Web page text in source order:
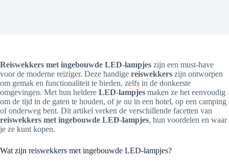
Reiswekkers met ingebouwde LED-lampjes zijn een must-have
voor de moderne reiziger. Deze handige reiswekkers zijn ontworpen
om gemak en functionaliteit te bieden, zelfs in de donkerste
omgevingen. Met hun heldere LED-lampjes maken ze het eenvoudig
om de tijd in de gaten te houden, of je nu in een hotel, op een camping
of onderweg bent. Dit artikel verken de verschillende facetten van
reiswekkers met ingebouwde LED-lampjes, hun voordelen en waar
je ze kunt kopen.
Wat zijn reiswekkers met ingebouwde LED-lampjes?